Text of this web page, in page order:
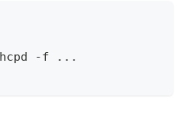
hcpd -f ...